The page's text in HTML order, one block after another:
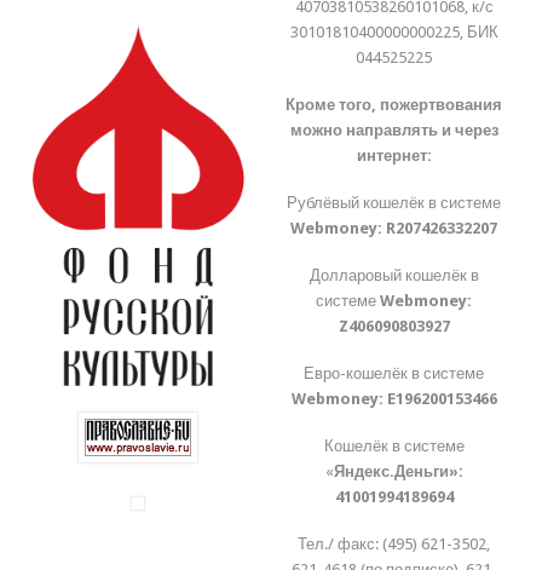
40703810538260101068, к/с
30101810400000000225, БИК
044525225
Кроме того, пожертвования
можно направлять и через
интернет:
Рублёвый кошелёк в системе
Webmoney: R207426332207
Долларовый кошелёк в
системеWebmoney:
Z406090803927
Евро-кошелёк в системе
Webmoney: E196200153466
Кошелёк в системе
«Яндекс.Деньги»:
41001994189694
Тел./ факс: (495) 621-3502,